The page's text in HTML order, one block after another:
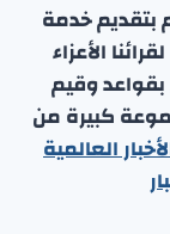
بتقديم خدمة
الأعزاء
بقواعد وقيم
كبيرة من
العالمية